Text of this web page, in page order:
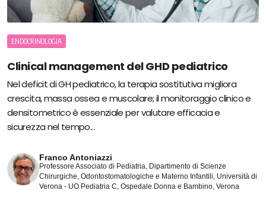
ENDOCRINOLOGIA
Clinical management del GHD pediatrico
Nel deficit di GH pediatrico, la terapia sostitutiva migliora
crescita, massa ossea e muscolare; il monitoraggio clinico e
densitometrico è essenziale per valutare efficacia e
sicurezza nel tempo...
Franco Antoniazzi
Professore Associato di Pediatria, Dipartimento di Scienze
Chirurgiche, Odontostomatologiche e Materno Infantili, Università di
Verona - UO Pediatria C, Ospedale Donna e Bambino, Verona